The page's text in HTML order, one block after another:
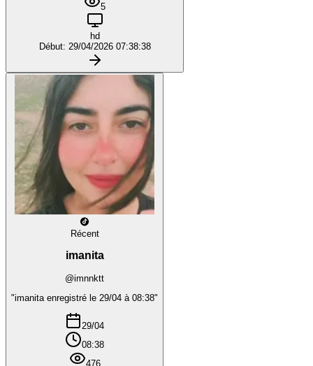
5
hd
Début: 29/04/2026 07:38:38
Récent
imanita
@imnnktt
"imanita enregistré le 29/04 à 08:38"
29/04
08:38
476